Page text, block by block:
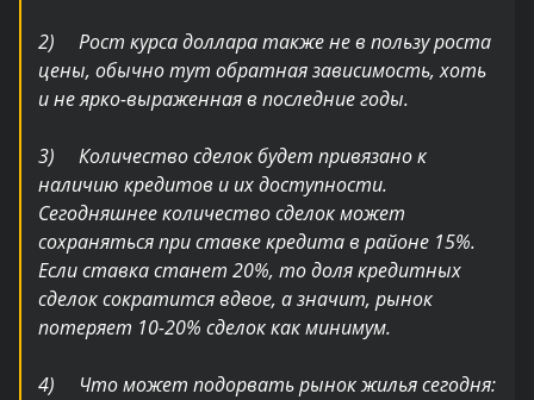
2) Рост курса доллара также не в пользу роста
цены, обычно тут обратная зависимость, хоть
и не ярко-выраженная в последние годы.
3) Количество сделок будет привязано к
наличию кредитов и их доступности.
Сегодняшнее количество сделок может
сохраняться при ставке кредита в районе 15%.
Если ставка станет 20%, то доля кредитных
сделок сократится вдвое, а значит, рынок
потеряет 10-20% сделок как минимум.
4) Что может подорвать рынок жилья сегодня: